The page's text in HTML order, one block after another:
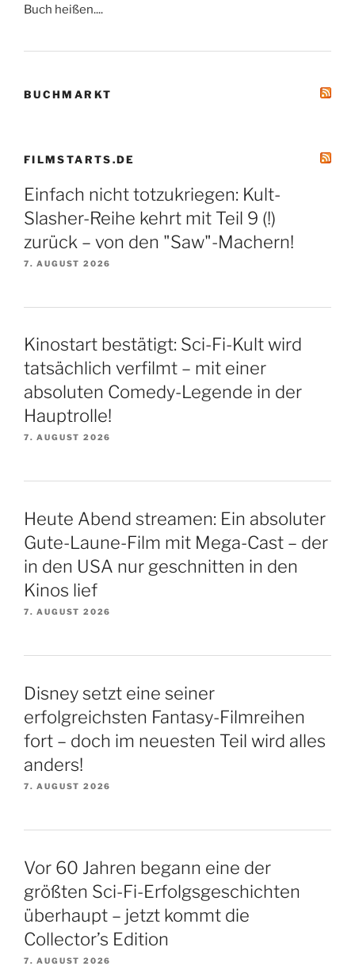
Buch heißen....
BUCHMARKT
FILMSTARTS.DE
Einfach nicht totzukriegen: Kult-
Slasher-Reihe kehrt mit Teil 9 (!)
zurück – von den "Saw"-Machern!
7. AUGUST 2026
Kinostart bestätigt: Sci-Fi-Kult wird
tatsächlich verfilmt – mit einer
absoluten Comedy-Legende in der
Hauptrolle!
7. AUGUST 2026
Heute Abend streamen: Ein absoluter
Gute-Laune-Film mit Mega-Cast – der
in den USA nur geschnitten in den
Kinos lief
7. AUGUST 2026
Disney setzt eine seiner
erfolgreichsten Fantasy-Filmreihen
fort – doch im neuesten Teil wird alles
anders!
7. AUGUST 2026
Vor 60 Jahren begann eine der
größten Sci-Fi-Erfolgsgeschichten
überhaupt – jetzt kommt die
Collector’s Edition
7. AUGUST 2026